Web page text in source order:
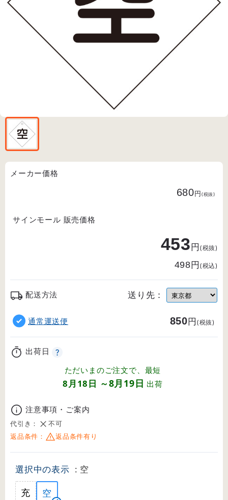
メーカー価格
680円(税抜)
サインモール 販売価格
453円(税抜)
498円(税込)
配送方法 送り先：
通常運送便 850円(税抜)
出荷日
ただいまのご注文で、最短
8月18日 ～8月19日 出荷
注意事項・ご案内
代引き：
不可
返品条件：
返品条件有り
選択中の表示 : 空
充 空